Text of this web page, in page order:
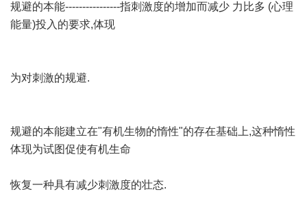
规避的本能----------------指刺激度的增加而减少 力比多 (心理
能量)投入的要求,体现
为对刺激的规避.
规避的本能建立在"有机生物的惰性"的存在基础上,这种惰性
体现为试图促使有机生命
恢复一种具有减少刺激度的壮态.